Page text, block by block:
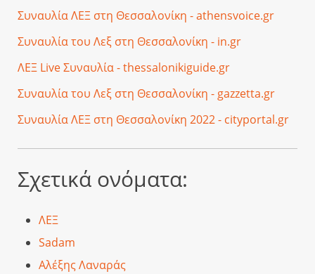
Συναυλία ΛΕΞ στη Θεσσαλονίκη - athensvoice.gr
Συναυλία του Λεξ στη Θεσσαλονίκη - in.gr
ΛΕΞ Live Συναυλία - thessalonikiguide.gr
Συναυλία του Λεξ στη Θεσσαλονίκη - gazzetta.gr
Συναυλία ΛΕΞ στη Θεσσαλονίκη 2022 - cityportal.gr
Σχετικά ονόματα:
ΛΕΞ
Sadam
Αλέξης Λαναράς